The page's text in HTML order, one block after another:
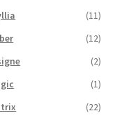
(11)
(12)
(2)
(1)
(22)